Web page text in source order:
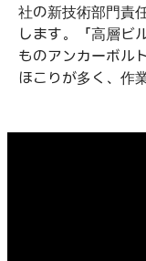
Suggestions
社の新技術部門責
します。「高層ビ
ものアンカーボル
ほこりが多く、作